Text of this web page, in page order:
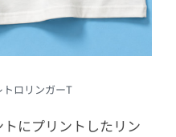
トロリンガーT
にプリントしたリン